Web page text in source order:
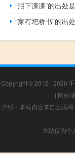
“泪下渫渫”的出处
“家有圯桥书”的出
Copyright © 2012 - 2026
| 网站
声明：本站内容来自互联
本站仅为个